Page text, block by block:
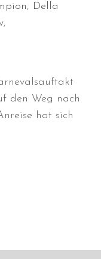
, Della
,
den Weg nach
hat sich